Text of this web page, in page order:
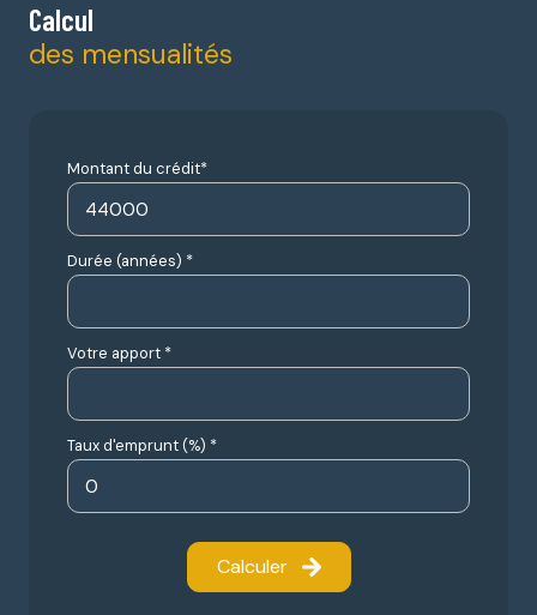
Calcul
des mensualités
Montant du crédit*
Durée (années) *
Votre apport *
Taux d'emprunt (%) *
Calculer